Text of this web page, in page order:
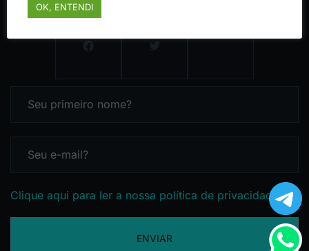
Clique aqui para ler a nossa política de privacidade
ENVIAR
OK, ENTENDI